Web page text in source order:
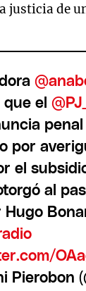
justicia de
el
penal
por
el
al
Hugo
Pierobon